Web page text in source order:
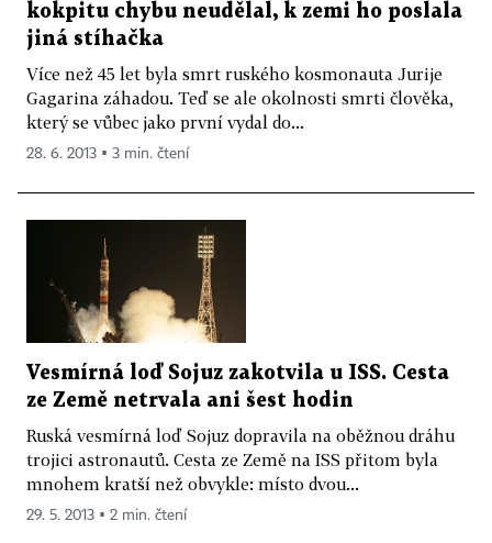
kokpitu chybu neudělal, k zemi ho poslala
jiná stíhačka
Více než 45 let byla smrt ruského kosmonauta Jurije
Gagarina záhadou. Teď se ale okolnosti smrti člověka,
který se vůbec jako první vydal do...
28. 6. 2013 ▪ 3 min. čtení
Vesmírná loď Sojuz zakotvila u ISS. Cesta
ze Země netrvala ani šest hodin
Ruská vesmírná loď Sojuz dopravila na oběžnou dráhu
trojici astronautů. Cesta ze Země na ISS přitom byla
mnohem kratší než obvykle: místo dvou...
29. 5. 2013 ▪ 2 min. čtení